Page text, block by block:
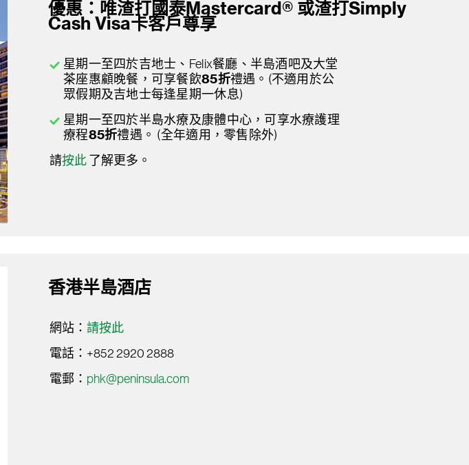
優惠：唯渣打國泰Mastercard® 或渣打Simply
Cash Visa卡客戶尊享
星期一至四於吉地士、Felix餐廳、半島酒吧及大堂
茶座惠顧晚餐，可享餐飲85折禮遇。(不適用於公
眾假期及吉地士每逢星期一休息)
星期一至四於半島水療及康體中心，可享水療護理
療程85折禮遇。 (全年適用，零售除外)
請按此 了解更多。
香港半島酒店
網站： 請按此
電話：+852 2920 2888
電郵： phk@peninsula.com